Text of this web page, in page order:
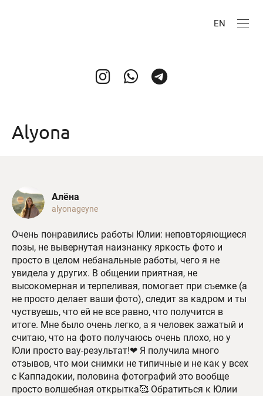
EN
Alyona
Алёна
alyonageyne
Очень понравились работы Юлии: неповторяющиеся
позы, не вывернутая наизнанку яркость фото и
просто в целом небанальные работы, чего я не
увидела у других. В общении приятная, не
высокомерная и терпеливая, помогает при съемке (а
не просто делает ваши фото), следит за кадром и ты
чуствуешь, что ей не все равно, что получится в
итоге. Мне было очень легко, а я человек зажатый и
считаю, что на фото получаюсь очень плохо, но у
Юли просто вау-результат!❤ Я получила много
отзывов, что мои снимки не типичные и не как у всех
с Каппадокии, половина фотографий это вообще
просто волшебная открытка🥰 Обратиться к Юлии